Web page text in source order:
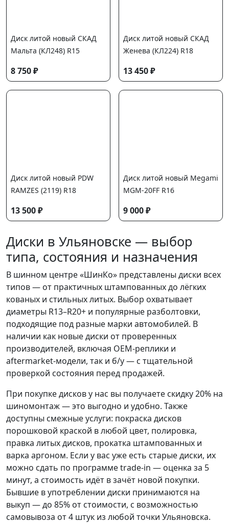
Диск литой новый СКАД
Мальта (КЛ248) R15
8 750 ₽
Диск литой новый СКАД
Женева (КЛ224) R18
13 450 ₽
Диск литой новый PDW
RAMZES (2119) R18
13 500 ₽
Диск литой новый Megami
MGM-20FF R16
9 000 ₽
Диски в Ульяновске — выбор
типа, состояния и назначения
В шинном центре «ШинКо» представлены диски всех
типов — от практичных штампованных до лёгких
кованых и стильных литых. Выбор охватывает
диаметры R13–R20+ и популярные разболтовки,
подходящие под разные марки автомобилей. В
наличии как новые диски от проверенных
производителей, включая OEM-реплики и
aftermarket-модели, так и б/у — с тщательной
проверкой состояния перед продажей.
При покупке дисков у нас вы получаете скидку 20% на
шиномонтаж — это выгодно и удобно. Также
доступны смежные услуги: покраска дисков
порошковой краской в любой цвет, полировка,
правка литых дисков, прокатка штампованных и
варка аргоном. Если у вас уже есть старые диски, их
можно сдать по программе trade-in — оценка за 5
минут, а стоимость идёт в зачёт новой покупки.
Бывшие в употреблении диски принимаются на
выкуп — до 85% от стоимости, с возможностью
самовывоза от 4 штук из любой точки Ульяновска.